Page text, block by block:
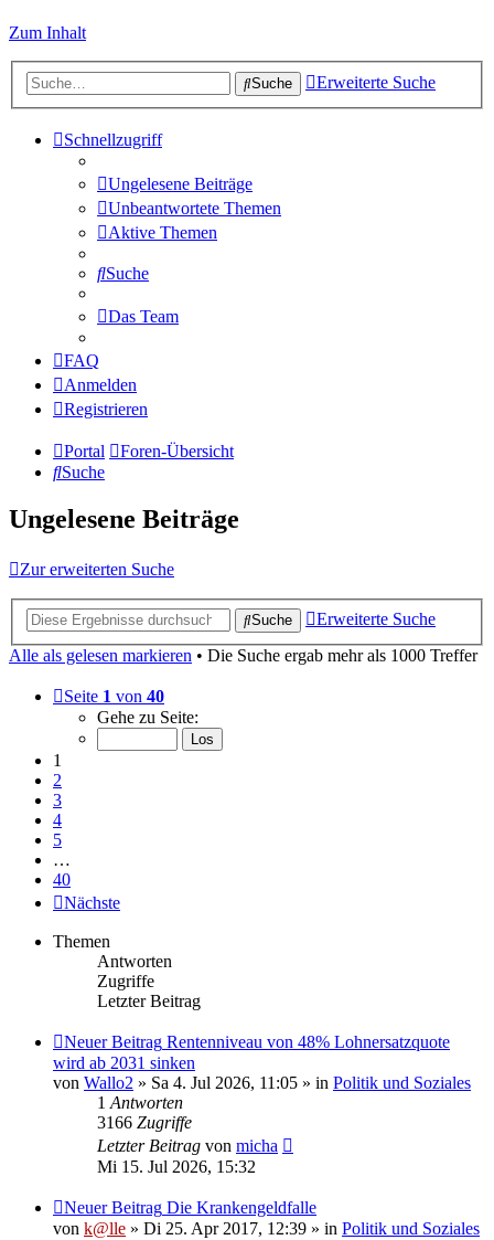
Zum Inhalt
Suche Erweiterte Suche
Schnellzugriff
Ungelesene Beiträge
Unbeantwortete Themen
Aktive Themen
Suche
Das Team
FAQ
Anmelden
Registrieren
Portal
Foren-Übersicht
Suche
Ungelesene Beiträge
Zur erweiterten Suche
Suche
Erweiterte Suche
Alle als gelesen markieren • Die Suche ergab mehr als 1000 Treffer
Seite 1 von 40
Gehe zu Seite:
1
2
3
4
5
…
40
Nächste
Themen
Antworten
Zugriffe
Letzter Beitrag
Neuer Beitrag Rentenniveau von 48% Lohnersatzquote
wird ab 2031 sinken
von Wallo2 » Sa 4. Jul 2026, 11:05 » in Politik und Soziales
1Antworten
3166 Zugriffe
Letzter Beitrag von micha
Mi 15. Jul 2026, 15:32
Neuer Beitrag Die Krankengeldfalle
von k@lle » Di 25. Apr 2017, 12:39 » in Politik und Soziales